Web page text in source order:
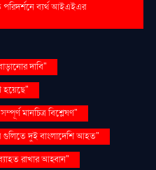
ব্যর্থ আইএইএর
দাবি"
হয়েছে"
মানচিত্র বিশ্লেষণ"
গুলিতে দুই বাংলাদেশি আহত"
রাখার আহ্বান"